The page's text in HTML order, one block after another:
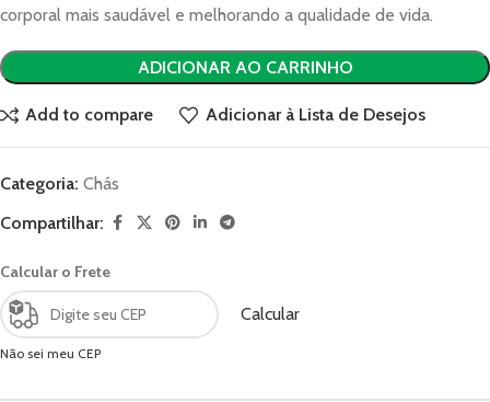
corporal mais saudável e melhorando a qualidade de vida.
ADICIONAR AO CARRINHO
Add to compare Adicionar à Lista de Desejos
Categoria: Chás
Compartilhar:
Calcular o Frete
Calcular
Não sei meu CEP